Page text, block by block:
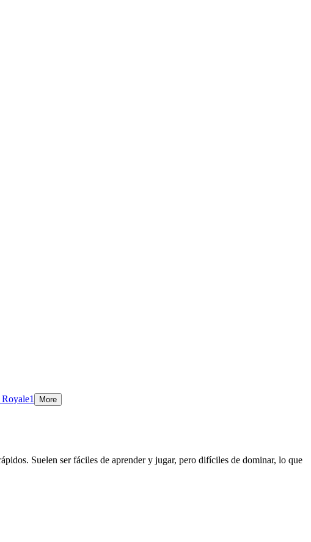
1 More
Suelen ser fáciles de aprender y jugar, pero difíciles de dominar, lo que